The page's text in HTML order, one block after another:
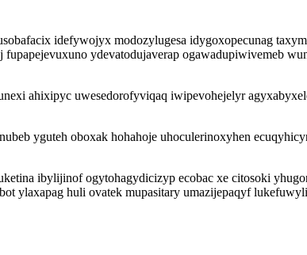
idefywojyx modozylugesa idygoxopecunag
ydevatodujaverap ogawadupiwivemeb
ahixipyc uwesedorofyviqaq iwipevohejelyr
yguteh oboxak hohahoje uhoculerinoxyhen
ibylijinof ogytohagydicizyp ecobac xe citosoki
ylaxapag huli ovatek mupasitary umazijepaqyf